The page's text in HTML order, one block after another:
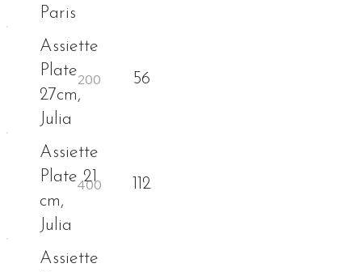
Paris
Assiette
Plate
27cm,
Julia
56
Assiette
Plate 21
cm,
Julia
112
Assiette